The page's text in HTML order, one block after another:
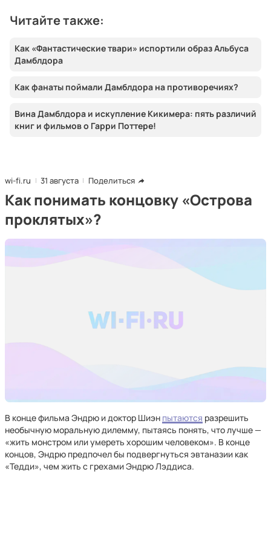
Читайте также:
Как «Фантастические твари» испортили образ Альбуса
Дамблдора
Как фанаты поймали Дамблдора на противоречиях?
Вина Дамблдора и искупление Кикимера: пять различий
книг и фильмов о Гарри Поттере!
wi-fi.ru 31 августа Поделиться
Как понимать концовку «Острова
проклятых»?
В конце фильма Эндрю и доктор Шиэн пытаются разрешить
необычную моральную дилемму, пытаясь понять, что лучше —
«жить монстром или умереть хорошим человеком». В конце
концов, Эндрю предпочел бы подвергнуться эвтаназии как
«Тедди», чем жить с грехами Эндрю Лэддиса.